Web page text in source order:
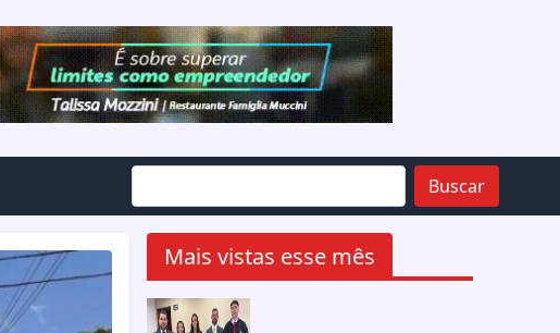
Buscar
Mais vistas esse mês